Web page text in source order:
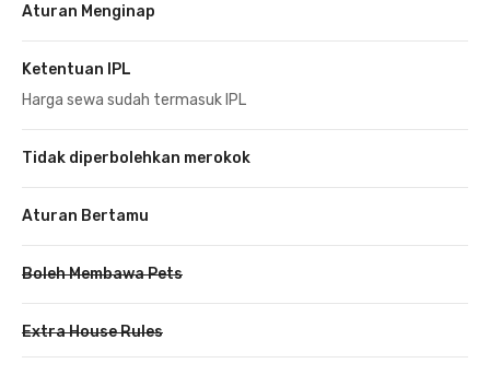
Aturan Menginap
Ketentuan IPL
Harga sewa sudah termasuk IPL
Tidak diperbolehkan merokok
Aturan Bertamu
Boleh Membawa Pets
Extra House Rules